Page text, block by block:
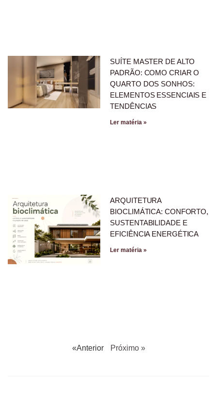
SUÍTE MASTER DE ALTO
PADRÃO: COMO CRIAR O
QUARTO DOS SONHOS:
ELEMENTOS ESSENCIAIS E
TENDÊNCIAS
Ler matéria »
ARQUITETURA
BIOCLIMÁTICA: CONFORTO,
SUSTENTABILIDADE E
EFICIÊNCIA ENERGÉTICA
Ler matéria »
«Anterior Próximo »